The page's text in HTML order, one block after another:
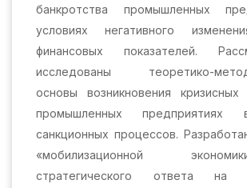
банкротства промышленных
условиях негативного
финансовых показателей.
исследованы теоретико-
основы возникновения кризисных
промышленных предприятиях
санкционных процессов.
«мобилизационной
стратегического ответа на